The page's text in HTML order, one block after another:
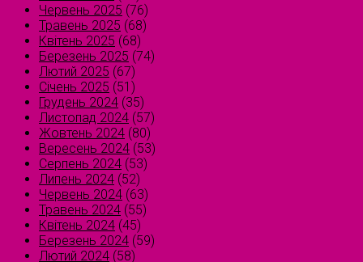
Червень 2025 (76)
Травень 2025 (68)
Квітень 2025 (68)
Березень 2025 (74)
Лютий 2025 (67)
Січень 2025 (51)
Грудень 2024 (35)
Листопад 2024 (57)
Жовтень 2024 (80)
Вересень 2024 (53)
Серпень 2024 (53)
Липень 2024 (52)
Червень 2024 (63)
Травень 2024 (55)
Квітень 2024 (45)
Березень 2024 (59)
Лютий 2024 (58)